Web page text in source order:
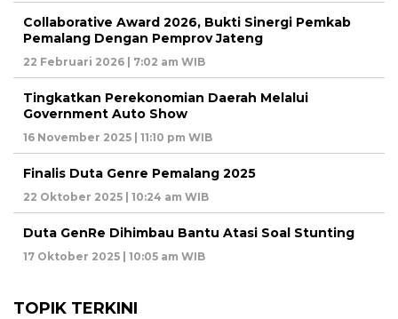
Collaborative Award 2026, Bukti Sinergi Pemkab
Pemalang Dengan Pemprov Jateng
22 Februari 2026 | 7:02 am WIB
Tingkatkan Perekonomian Daerah Melalui
Government Auto Show
16 November 2025 | 11:10 pm WIB
Finalis Duta Genre Pemalang 2025
22 Oktober 2025 | 10:24 am WIB
Duta GenRe Dihimbau Bantu Atasi Soal Stunting
17 Oktober 2025 | 10:05 am WIB
TOPIK TERKINI